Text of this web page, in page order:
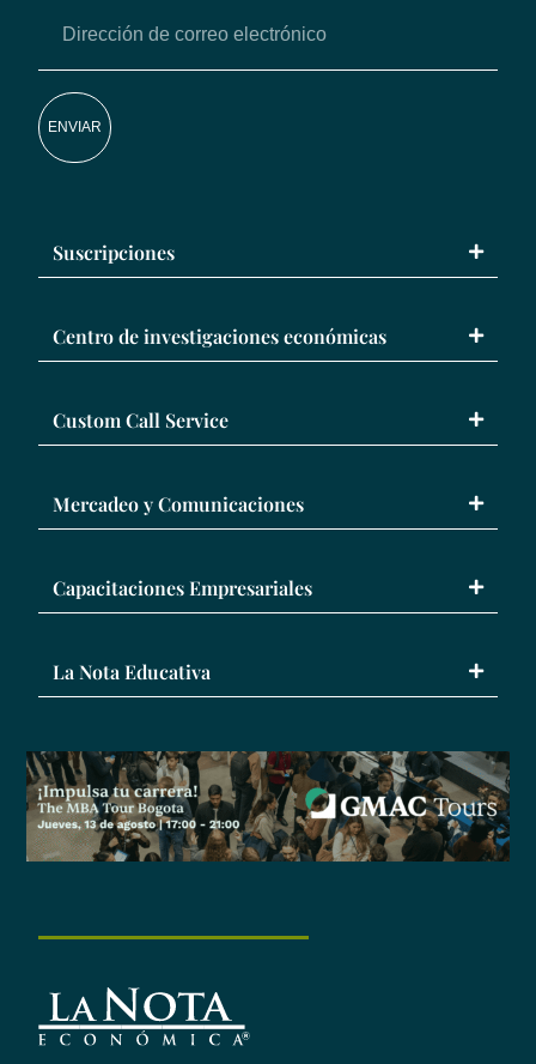
ENVIAR
Suscripciones
Centro de investigaciones económicas
Custom Call Service
Mercadeo y Comunicaciones
Capacitaciones Empresariales
La Nota Educativa